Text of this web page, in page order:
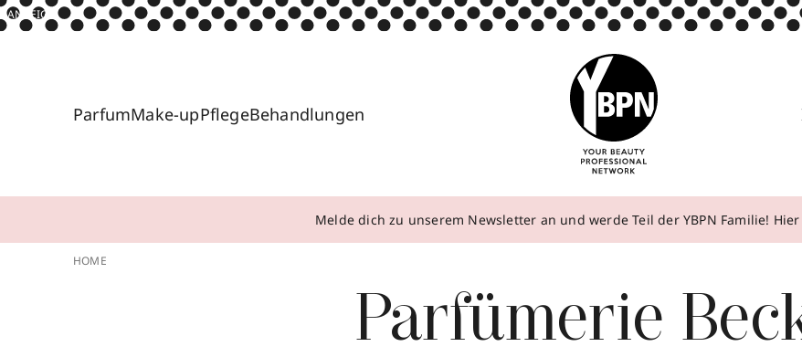
ANZEIGE
ParfumMake-upPflegeBehandlungen
Melde dich zu unserem Newsletter an und werde Teil der YBPN Familie!
HOME
Parfümerie